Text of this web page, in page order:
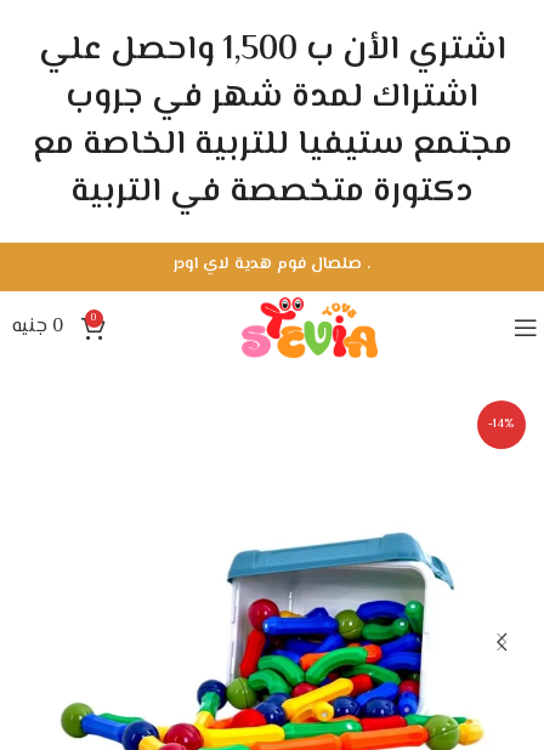
. صلصال فوم هدية لاي اودر
0
0 جنيه
-14%
اشتري الأن ب 1,500 واحصل علي
اشتراك لمدة شهر في جروب
مجتمع ستيفيا للتربية الخاصة مع
دكتورة متخصصة في التربية